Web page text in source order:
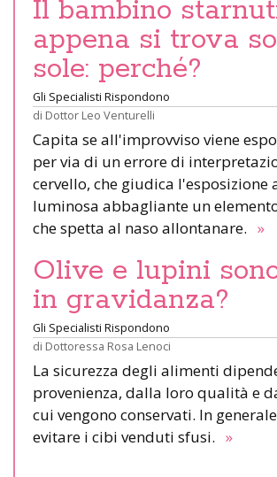
Il bambino
appena si trova
sole: perché?
Gli Specialisti Rispondono
di Dottor Leo Venturelli
Capita se all'improvviso viene
per via di un errore di
cervello, che giudica l'esposizione
luminosa abbagliante un
che spetta al naso allontanare. »
Olive e lupini
in gravidanza?
Gli Specialisti Rispondono
di Dottoressa Rosa Lenoci
La sicurezza degli alimenti
provenienza, dalla loro qualità e
cui vengono conservati. In
evitare i cibi venduti sfusi. »